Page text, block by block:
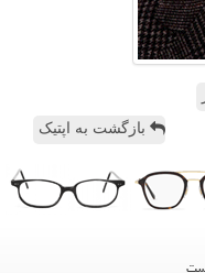
بازگشت به اپتیک